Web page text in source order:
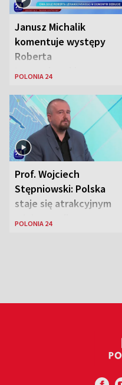
Janusz Michalik
komentuje występy
Roberta
Lewandowskiego w
Zjednoczonych
POLONIA 24
Prof. Wojciech
Stępniowski: Polska
staje się atrakcyjnym
POLONIA 24